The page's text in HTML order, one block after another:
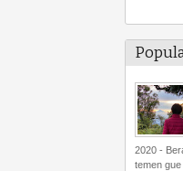
2020 -
temen gue